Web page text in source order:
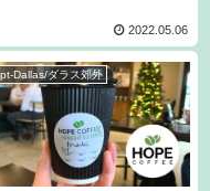
2022.05.06
Dallas/ダラス郊外